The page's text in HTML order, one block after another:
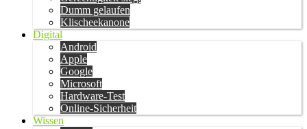
Dumm gelaufen
Klischeekanone
Digital
Android
Apple
Google
Microsoft
Hardware-Test
Online-Sicherheit
Wissen